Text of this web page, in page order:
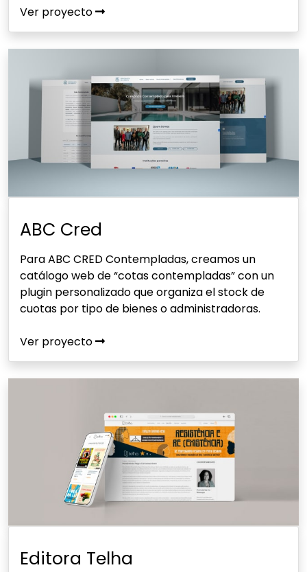
Ver proyecto
ABC Cred
Para ABC CRED Contempladas, creamos un
catálogo web de “cotas contempladas” con un
plugin personalizado que organiza el stock de
cuotas por tipo de bienes o administradoras.
Ver proyecto
Editora Telha